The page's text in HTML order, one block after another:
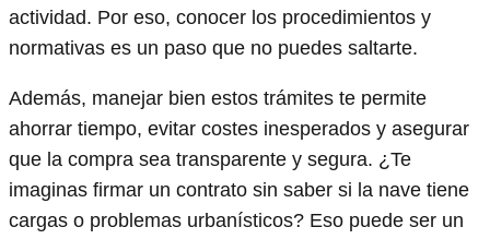
actividad. Por eso, conocer los procedimientos y
normativas es un paso que no puedes saltarte.
Además, manejar bien estos trámites te permite
ahorrar tiempo, evitar costes inesperados y asegurar
que la compra sea transparente y segura. ¿Te
imaginas firmar un contrato sin saber si la nave tiene
cargas o problemas urbanísticos? Eso puede ser un